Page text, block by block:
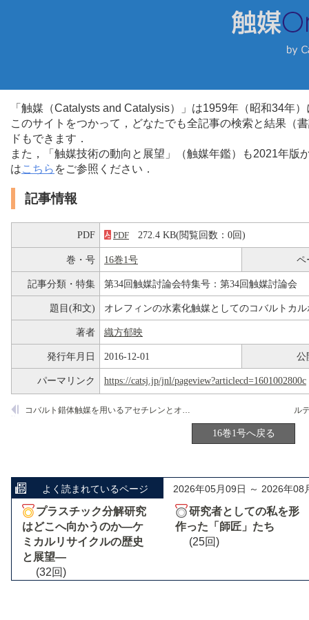
「触媒（Catalysts and Catalysis）」は1959年（昭和34年
このサイトをつかって，どなたでも全記事の検索と結果（
ドもできます．
また，「触媒技術の動向と展望」（触媒年鑑）も2021年
はこちら をご参照ください．
記事情報
PDF PDF 272.4 KB(閲覧回数：0回)
巻・号 16巻1号 ペ
記事分類・特集 第34回触媒討論会特集号：第34回触媒討論会
題目(和文) オレフィンの水素化触媒としてのコバルトカ
著者 織方郁映
発行年月日 2016-12-01 公
パーマリンク https://catsj.jp/jnl/pageview?articlecd=1601002800c
ル
コバルト錯体触媒を用いるアセチレンとオレフィンのコオリゴメリゼーション
16巻1号へ戻る
よく読まれているページ 2026年05月09日 ～ 2026年08
プラスチック分解研究
はどこへ向かうのか―ケ
ミカルリサイクルの歴史
と展望―
(32回)
研究者としての私を形
作った「師匠」たち
(25回)